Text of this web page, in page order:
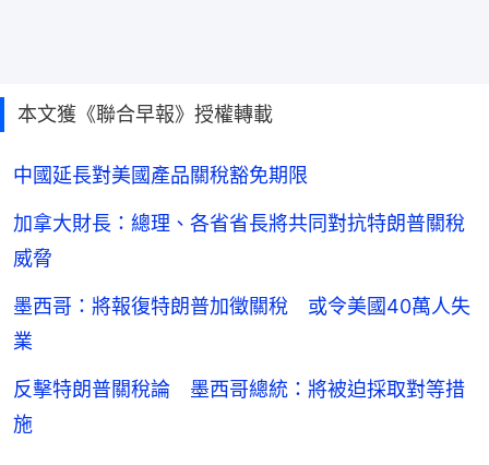
本文獲《聯合早報》授權轉載
中國延長對美國產品關稅豁免期限
加拿大財長：總理、各省省長將共同對抗特朗普關稅
威脅
墨西哥：將報復特朗普加徵關稅 或令美國40萬人失
業
反擊特朗普關稅論 墨西哥總統：將被迫採取對等措
施